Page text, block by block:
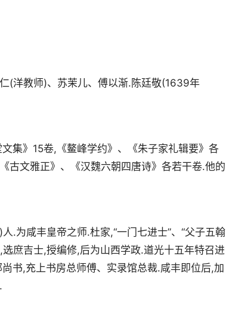
(洋教师)、苏茉儿、傅以渐.陈廷敬(1639年
集》15卷,《鳌峰学约》、《朱子家礼辑要》各
古文雅正》、《汉魏六朝四唐诗》各若干卷.他的
.为咸丰皇帝之师.杜家,“一门七进士”、“父子五翰
庶吉士,授编修,后为山西学政.道光十五年特召进
书,充上书房总师傅、实录馆总裁.咸丰即位后,加